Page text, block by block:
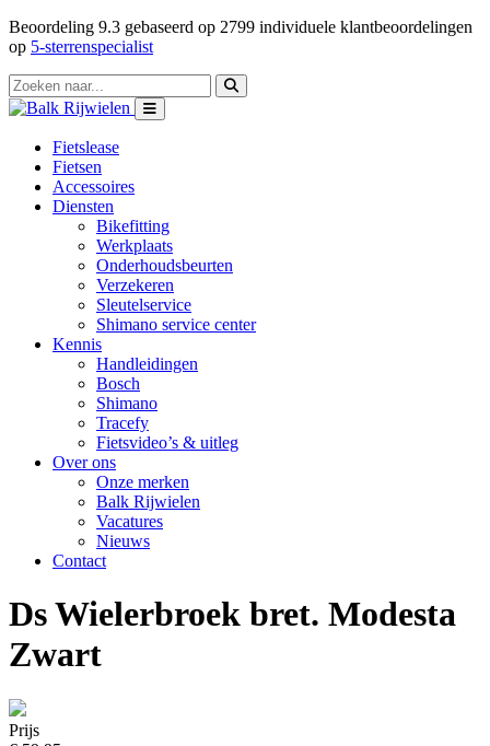
Beoordeling 9.3 gebaseerd op 2799 individuele klantbeoordelingen
op 5-sterrenspecialist
Fietslease
Fietsen
Accessoires
Diensten
Bikefitting
Werkplaats
Onderhoudsbeurten
Verzekeren
Sleutelservice
Shimano service center
Kennis
Handleidingen
Bosch
Shimano
Tracefy
Fietsvideo’s & uitleg
Over ons
Onze merken
Balk Rijwielen
Vacatures
Nieuws
Contact
Ds Wielerbroek bret. Modesta
Zwart
Prijs